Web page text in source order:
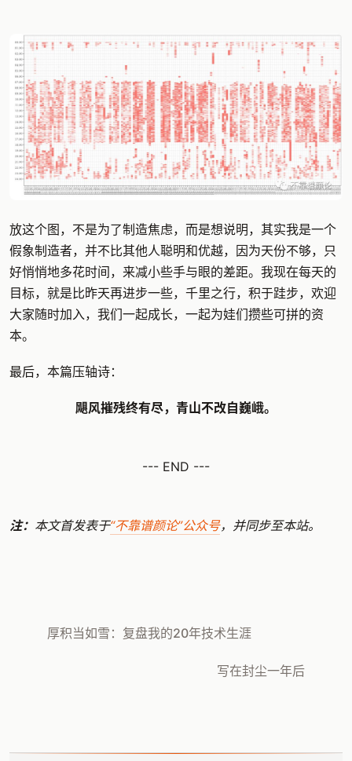
放这个图，不是为了制造焦虑，而是想说明，其实我是一个
假象制造者，并不比其他人聪明和优越，因为天份不够，只
好悄悄地多花时间，来减小些手与眼的差距。我现在每天的
目标，就是比昨天再进步一些，千里之行，积于跬步，欢迎
大家随时加入，我们一起成长，一起为娃们攒些可拼的资
本。
最后，本篇压轴诗：
飓风摧残终有尽，青山不改自巍峨。
--- END ---
注： 本文首发表于“不靠谱颜论”公众号，并同步至本站。
厚积当如雪：复盘我的20年技术生涯
写在封尘一年后